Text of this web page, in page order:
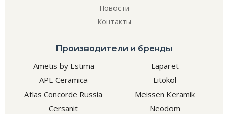
Новости
Контакты
Производители и бренды
Ametis by Estima
APE Ceramica
Atlas Concorde Russia
Cersanit
Laparet
Litokol
Meissen Keramik
Neodom